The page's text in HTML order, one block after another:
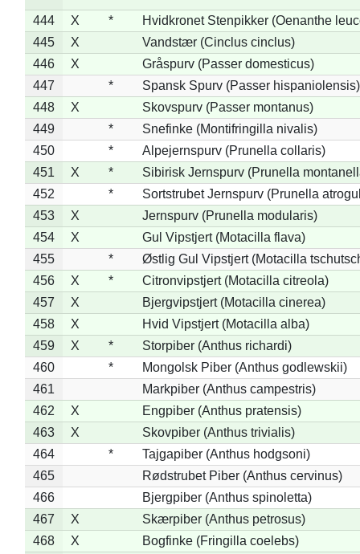
444 X *
Hvidkronet Stenpikker (Oenanthe
445
X
Vandstær (Cinclus cinclus)
446
X
Gråspurv (Passer domesticus)
447
*
Spansk Spurv (Passer hispaniolensis)
448
X
Skovspurv (Passer montanus)
449
*
Snefinke (Montifringilla nivalis)
450
*
Alpejernspurv (Prunella collaris)
451
X *
Sibirisk Jernspurv (Prunella
452
*
Sortstrubet Jernspurv (Prunella
453
X
Jernspurv (Prunella modularis)
454
X
Gul Vipstjert (Motacilla flava)
455
*
Østlig Gul Vipstjert (Motacilla
456
X *
Citronvipstjert (Motacilla citreola)
457
X
Bjergvipstjert (Motacilla cinerea)
458
X
Hvid Vipstjert (Motacilla alba)
459
X *
Storpiber (Anthus richardi)
460
*
Mongolsk Piber (Anthus godlewskii)
461
Markpiber (Anthus campestris)
462
X
Engpiber (Anthus pratensis)
463
X
Skovpiber (Anthus trivialis)
464
*
Tajgapiber (Anthus hodgsoni)
465
Rødstrubet Piber (Anthus cervinus)
466
Bjergpiber (Anthus spinoletta)
467
X
Skærpiber (Anthus petrosus)
468
X
Bogfinke (Fringilla coelebs)